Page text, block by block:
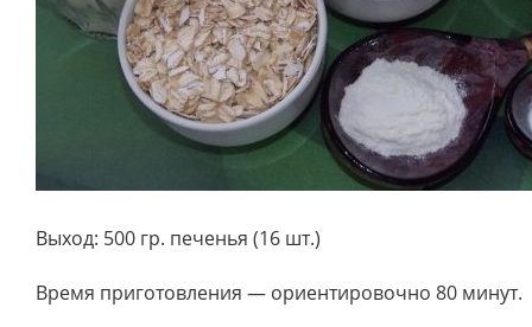
Выход: 500 гр. печенья (16 шт.)
Время приготовления — ориентировочно 80 минут.